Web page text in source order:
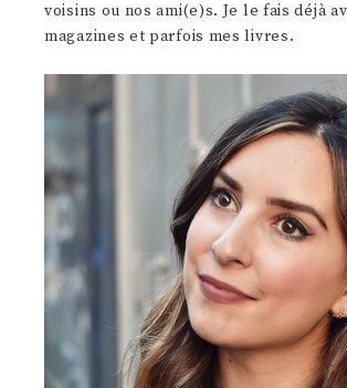
voisins ou nos ami(e)s. Je le fais déjà
magazines et parfois mes livres.